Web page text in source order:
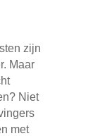
zijn
Maar
Niet
met